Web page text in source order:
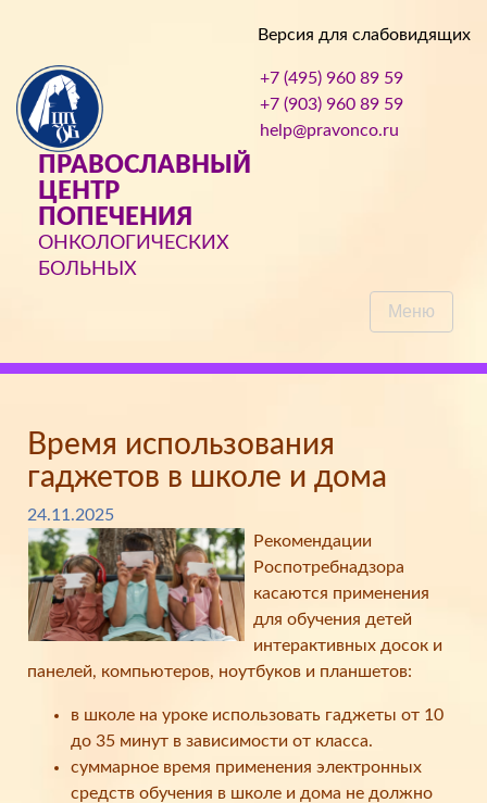
Версия для слабовидящих
ПРАВОСЛАВНЫЙ
ЦЕНТР
ПОПЕЧЕНИЯ
ОНКОЛОГИЧЕСКИХ
БОЛЬНЫХ
+7 (495) 960 89 59
+7 (903) 960 89 59
help@pravonco.ru
Меню
Время использования
гаджетов в школе и дома
24.11.2025
Рекомендации
Роспотребнадзора
касаются применения
для обучения детей
интерактивных досок и
панелей, компьютеров, ноутбуков и планшетов:
в школе на уроке использовать гаджеты от 10
до 35 минут в зависимости от класса.
суммарное время применения электронных
средств обучения в школе и дома не должно